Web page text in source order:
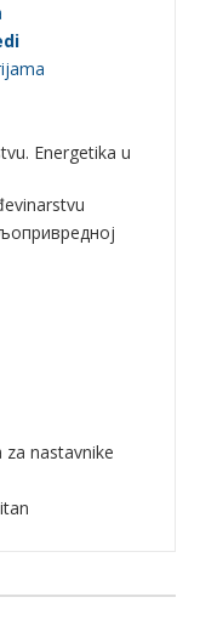
Energetika u
za nastavnike